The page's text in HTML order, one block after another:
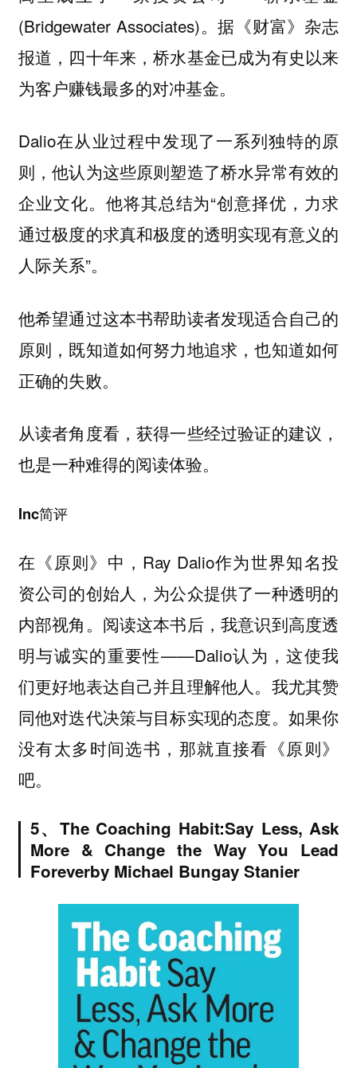
(Bridgewater Associates)。据《财富》杂志
报道，四十年来，桥水基金已成为有史以来
为客户赚钱最多的对冲基金。
Dalio在从业过程中发现了一系列独特的原
则，他认为这些原则塑造了桥水异常有效的
企业文化。他将其总结为“创意择优，力求
通过极度的求真和极度的透明实现有意义的
人际关系”。
他希望通过这本书帮助读者发现适合自己的
原则，既知道如何努力地追求，也知道如何
正确的失败。
从读者角度看，获得一些经过验证的建议，
也是一种难得的阅读体验。
Inc简评
在《原则》中，Ray Dalio作为世界知名投
资公司的创始人，为公众提供了一种透明的
内部视角。阅读这本书后，我意识到高度透
明与诚实的重要性——Dalio认为，这使我
们更好地表达自己并且理解他人。我尤其赞
同他对迭代决策与目标实现的态度。如果你
没有太多时间选书，那就直接看《原则》
吧。
5、 The Coaching Habit:Say Less, Ask
More & Change the Way You Lead
Foreverby Michael Bungay Stanier